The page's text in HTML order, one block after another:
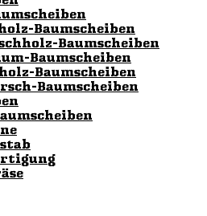
Baumscheiben
Baumscheiben
Baumscheiben
Baumscheiben
Baumscheiben